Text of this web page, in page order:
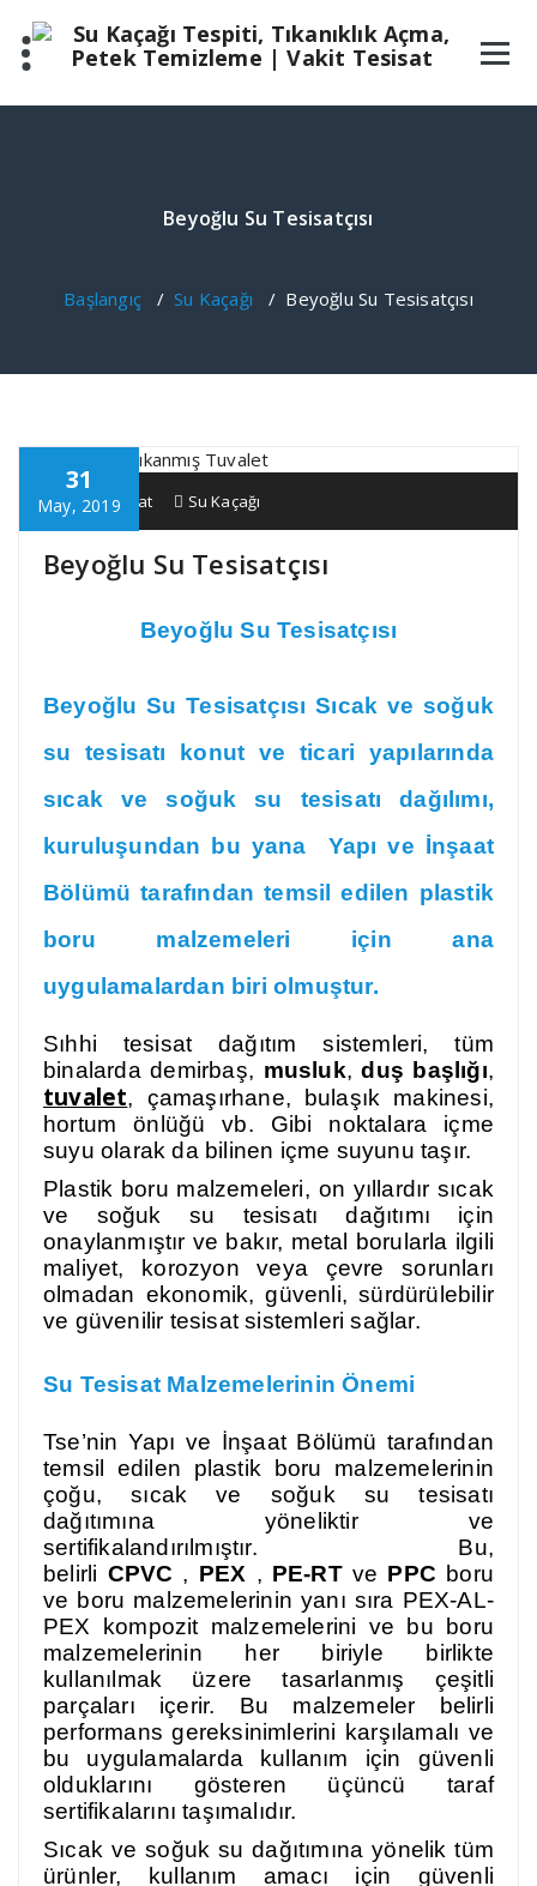
geç
Beyoğlu Su Tesisatçısı
Başlangıç /Su Kaçağı / Beyoğlu Su Tesisatçısı
31
May, 2019
Vakit Tesisat Su Kaçağı
Beyoğlu Su Tesisatçısı
Beyoğlu Su Tesisatçısı
Beyoğlu Su Tesisatçısı Sıcak ve soğuk
su tesisatı konut ve ticari yapılarında
sıcak ve soğuk su tesisatı dağılımı,
kuruluşundan bu yana Yapı ve İnşaat
Bölümü tarafından temsil edilen plastik
boru malzemeleri için ana
uygulamalardan biri olmuştur.
Sıhhi tesisat dağıtım sistemleri, tüm
binalarda demirbaş, musluk,duş başlığı,
tuvalet, çamaşırhane, bulaşık makinesi,
hortum önlüğü vb. Gibi noktalara içme
suyu olarak da bilinen içme suyunu taşır.
Plastik boru malzemeleri, on yıllardır sıcak
ve soğuk su tesisatı dağıtımı için
onaylanmıştır ve bakır, metal borularla ilgili
maliyet, korozyon veya çevre sorunları
olmadan ekonomik, güvenli, sürdürülebilir
ve güvenilir tesisat sistemleri sağlar.
Su Tesisat Malzemelerinin Önemi
Tse’nin Yapı ve İnşaat Bölümü tarafından
temsil edilen plastik boru malzemelerinin
çoğu, sıcak ve soğuk su tesisatı
dağıtımına yöneliktir ve
sertifikalandırılmıştır. Bu,
belirli CPVC , PEX , PE-RT ve PPC boru
ve boru malzemelerinin yanı sıra PEX-AL-
PEX kompozit malzemelerini ve bu boru
malzemelerinin her biriyle birlikte
kullanılmak üzere tasarlanmış çeşitli
parçaları içerir. Bu malzemeler belirli
performans gereksinimlerini karşılamalı ve
bu uygulamalarda kullanım için güvenli
olduklarını gösteren üçüncü taraf
sertifikalarını taşımalıdır.
Sıcak ve soğuk su dağıtımına yönelik tüm
ürünler, kullanım amacı için güvenli